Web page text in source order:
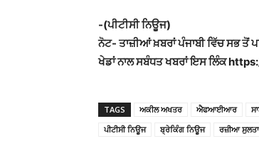
-(ਪੀਟੀਸੀ ਨਿਊਜ)
ਨੋਟ- ਤਾਜ਼ੀਆਂ ਖ਼ਬਰਾਂ ਪੰਜਾਬੀ ਵਿੱਚ ਸਭ ਤੋਂ
ਖੇਡਾਂ ਨਾਲ ਸਬੰਧਤ ਖਬਰਾਂ ਇਸ ਲਿੰਕ
TAGS ਅਕੀਲ ਅਖਤਰ ਐਫਆਈਆਰ
ਪੀਟੀਸੀ ਨਿਊਜ
ਬ੍ਰੇਕਿੰਗ ਨਿਊਜ ਰਜ਼ੀਆ